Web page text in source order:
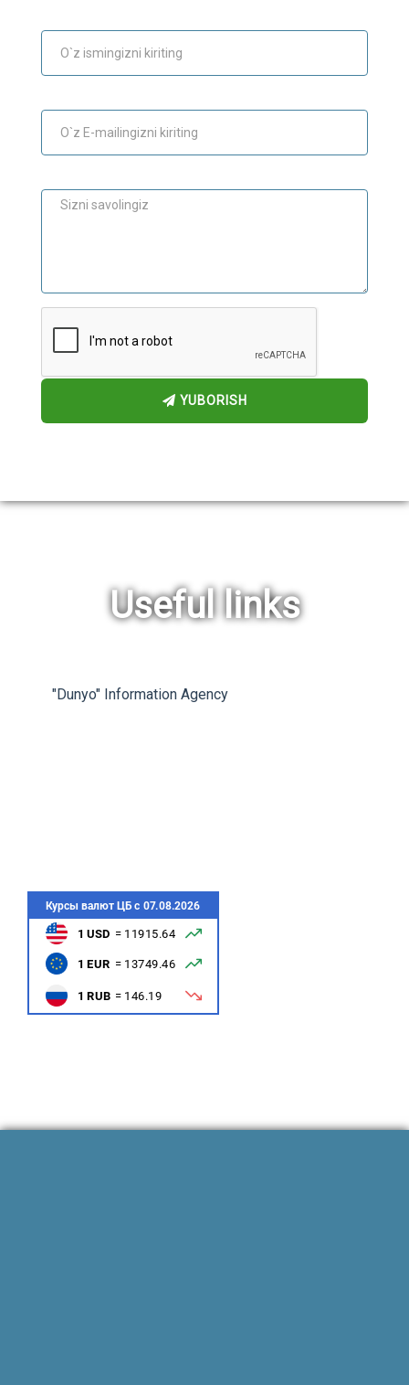
YUBORISH
Useful links
"Dunyo" Information Agency